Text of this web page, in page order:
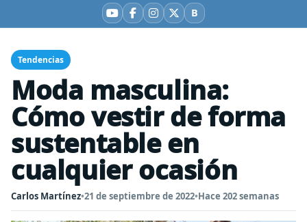
YouTube
Facebook
Instagram
X BBluesky
Tendencias
Moda masculina:
Cómo vestir de forma
sustentable en
cualquier ocasión
Carlos Martínez•21 de septiembre de 2022•Hace 202 semanas